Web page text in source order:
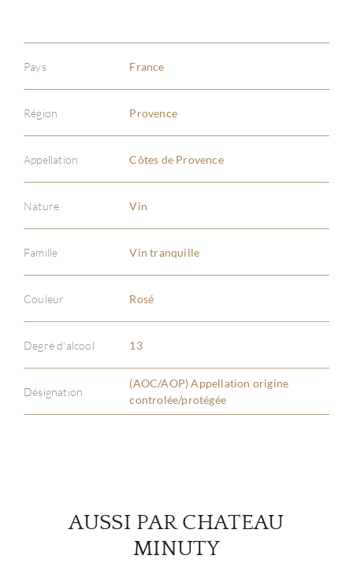
Pays France
Région Provence
Appellation Côtes de Provence
Nature Vin
Famille Vin tranquille
Couleur Rosé
Degré d'alcool 13
Désignation
(AOC/AOP) Appellation origine
controlée/protégée
AUSSI PAR CHATEAU
MINUTY